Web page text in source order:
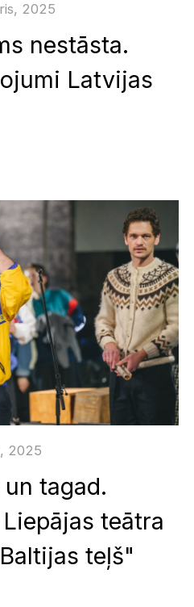
2025
nestāsta.
Latvijas
2025
tagad.
teātra
teļš"